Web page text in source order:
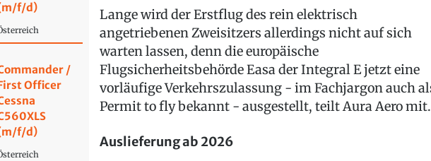
f/d)
/
Officer
f/d)
Lange wird der Erstflug des rein elektrisch
angetriebenen Zweisitzers allerdings nicht auf sich
warten lassen, denn die europäische
Flugsicherheitsbehörde Easa der Integral E jetzt eine
vorläufige Verkehrszulassung - im Fachjargon auch
Permit to fly bekannt - ausgestellt, teilt Aura Aero mit.
Auslieferung ab 2026